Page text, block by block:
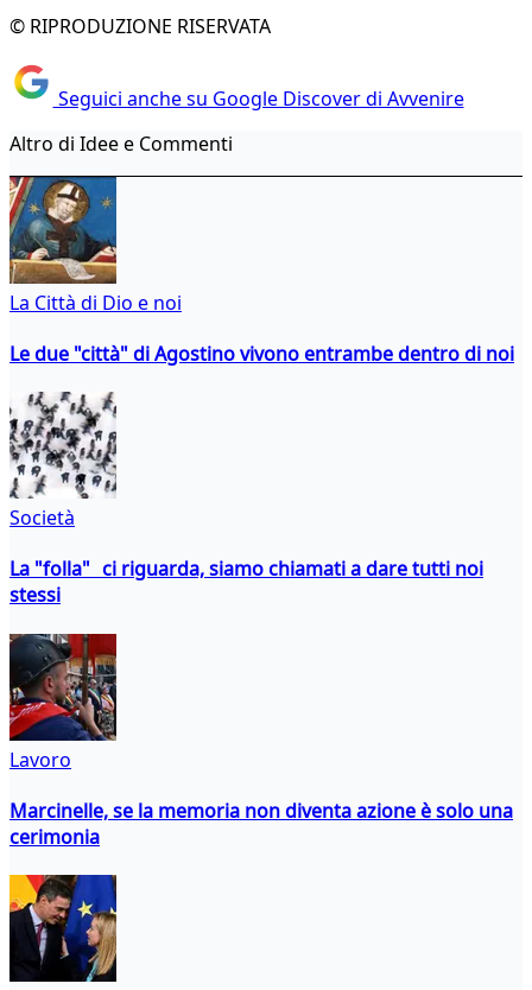
© RIPRODUZIONE RISERVATA
Seguici anche su Google Discover di Avvenire
Altro di Idee e Commenti
La Città di Dio e noi
Le due "città" di Agostino vivono entrambe dentro di noi
Società
La "folla" ci riguarda, siamo chiamati a dare tutti noi
stessi
Lavoro
Marcinelle, se la memoria non diventa azione è solo una
cerimonia